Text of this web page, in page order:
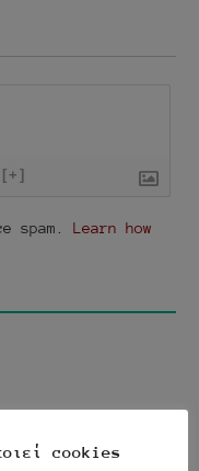
[+]
spam. Learn how
cookies